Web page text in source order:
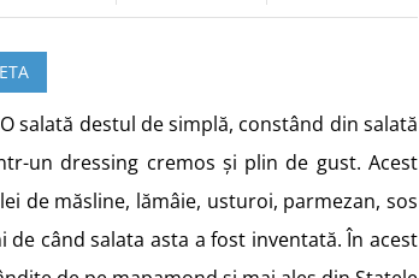
salată destul de simplă, constând din salată
un dressing cremos și plin de gust. Acest
de măsline, lămâie, usturoi, parmezan, sos
când salata asta a fost inventată. În acest